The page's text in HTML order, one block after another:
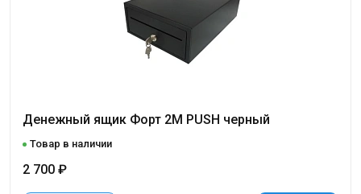
Денежный ящик Форт 2M PUSH черный
Товар в наличии
2 700 ₽